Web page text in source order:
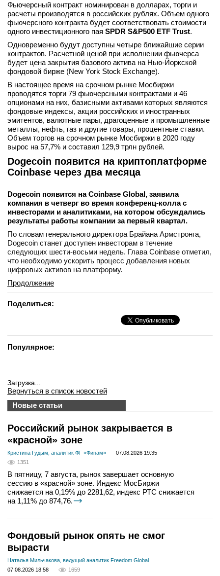
Фьючерсный контракт номинирован в долларах, торги и
расчеты производятся в российских рублях. Объем одного
фьючерсного контракта будет соответствовать стоимости
одного инвестиционного пая SPDR S&P500 ETF Trust.
Одновременно будут доступны четыре ближайшие серии
контрактов. Расчетной ценой при исполнении фьючерса
будет цена закрытия базового актива на Нью-Йоркской
фондовой бирже (New York Stock Exchange).
В настоящее время на срочном рынке Мосбиржи
проводятся торги 79 фьючерсными контрактами и 46
опционами на них, базисными активами которых являются
фондовые индексы, акции российских и иностранных
эмитентов, валютные пары, драгоценные и промышленные
металлы, нефть, газ и другие товары, процентные ставки.
Объем торгов на срочном рынке Мосбиржи в 2020 году
вырос на 57,7% и составил 129,9 трлн рублей.
Dogecoin появится на криптоплатформе
Coinbase через два месяца
Dogecoin появится на Coinbase Global, заявила
компания в четверг во время конференц-колла с
инвесторами и аналитиками, на котором обсуждались
результаты работы компании за первый квартал.
По словам генерального директора Брайана Армстронга,
Dogecoin станет доступен инвесторам в течение
следующих шести-восьми недель. Глава Coinbase отметил,
что необходимо ускорить процесс добавления новых
цифровых активов на платформу.
Продолжение
Поделиться:
Популярное:
Загрузка...
Вернуться в список новостей
Новые статьи
Российский рынок закрывается в
«красной» зоне
Кристина Гудым, аналитик ФГ «Финам»
07.08.2026 19:35
1351
В пятницу, 7 августа, рынок завершает основную
сессию в «красной» зоне. Индекс МосБиржи
снижается на 0,19% до 2281,62, индекс РТС снижается
на 1,11% до 874,76.
Фондовый рынок опять не смог
вырасти
Наталья Мильчакова, ведущий аналитик Freedom Global
07.08.2026 18:58
1659